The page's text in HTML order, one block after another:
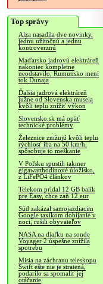
Top správy
Alza nasadila dve novinky,
jednu užitočnú a jednu
kontroverznú
Maďarsko jadrovú elektráreň
nakoniec kompletne
neodstavilo, Rumunsko mení
tok Dunaja
Ďalšia jadrová elektráreň
južne od Slovenska musela
kvôli teplu znížiť výkon
Slovensko.sk má opäť
technické problémy
Železnice znižujú kvôli teplu
rýchlosť iba na 50 km/h,
spôsobuje to meškanie
V Poľsku spustili takmer
gigawatthodinové úložisko,
z LiFePO4 článkov
Telekom pridal 12 GB balík
pre Easy, chce zaň 12 eur
Súd zakázal samojazdiacim
Google taxíkom dobíjanie v
noci, rušili obyvateľov
NASA na diaľku na sonde
Voyager 2 úspešne znížila
spotrebu
Misia na záchranu teleskopu
Swift ešte nie je stratená,
podarilo sa spomaliť jej
otáčanie